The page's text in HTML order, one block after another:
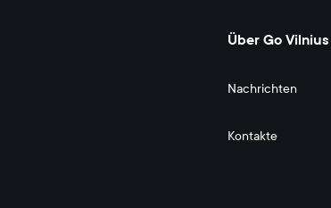
Über Go Vilnius
Nachrichten
Kontakte